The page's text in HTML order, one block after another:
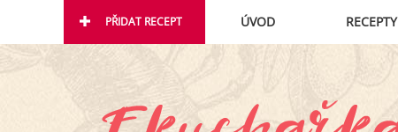
PŘIDAT RECEPT ÚVOD RECEPTY